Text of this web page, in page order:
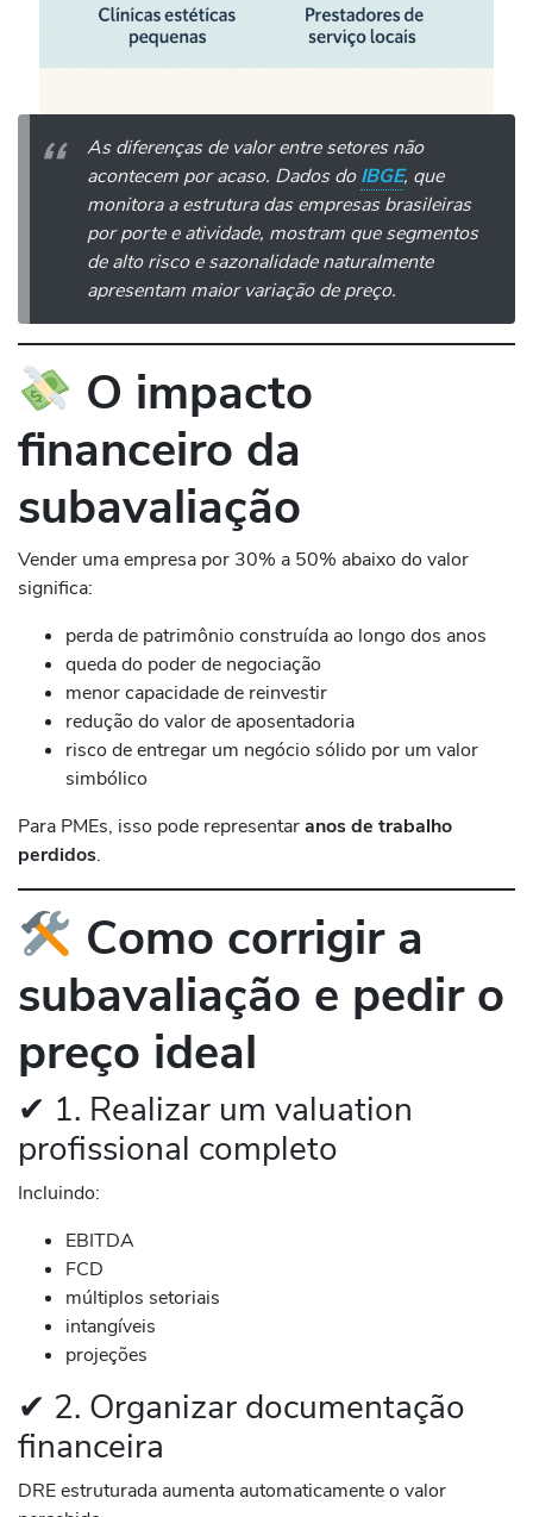
As diferenças de valor entre setores não
acontecem por acaso. Dados doIBGE, que
monitora a estrutura das empresas brasileiras
por porte e atividade, mostram que segmentos
de alto risco e sazonalidade naturalmente
apresentam maior variação de preço.
O impacto
financeiro da
subavaliação
Vender uma empresa por 30% a 50% abaixo do valor
significa:
perda de patrimônio construída ao longo dos anos
queda do poder de negociação
menor capacidade de reinvestir
redução do valor de aposentadoria
risco de entregar um negócio sólido por um valor
simbólico
Para PMEs, isso pode representaranos de trabalho
perdidos.
Como corrigir a
subavaliação e pedir o
preço ideal
✔ 1. Realizar um valuation
profissional completo
Incluindo:
EBITDA
FCD
múltiplos setoriais
intangíveis
projeções
✔ 2. Organizar documentação
financeira
DRE estruturada aumenta automaticamente o valor